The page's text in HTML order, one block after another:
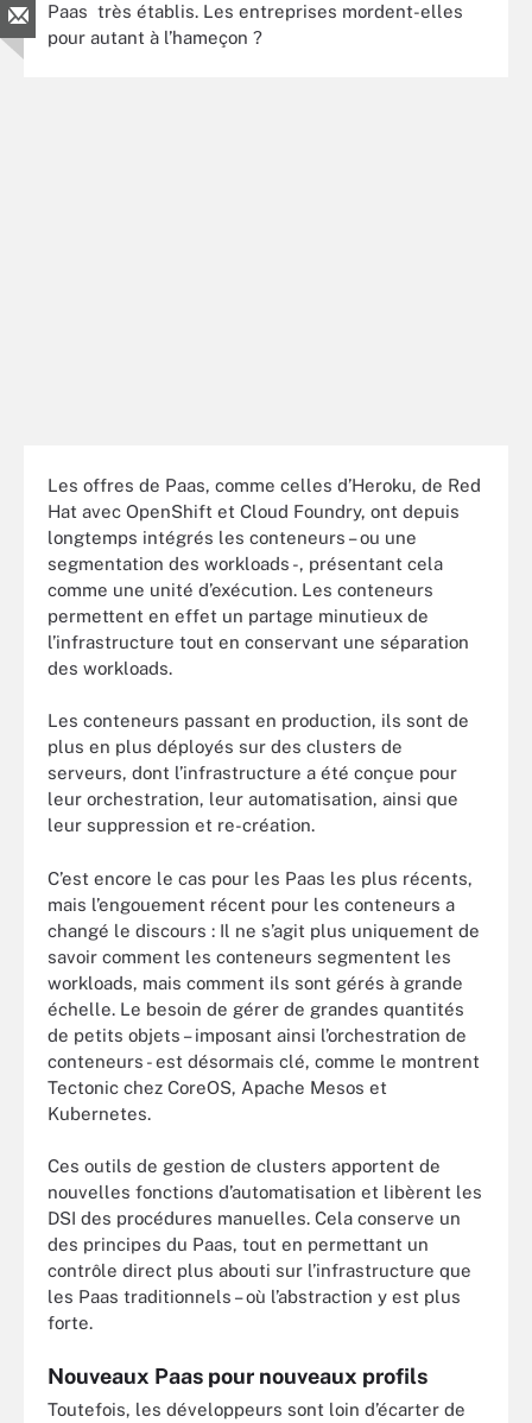
Paas très établis. Les entreprises mordent-elles
pour autant à l’hameçon ?
Les offres de Paas, comme celles d’Heroku, de Red
Hat avec OpenShift et Cloud Foundry, ont depuis
longtemps intégrés les conteneurs – ou une
segmentation des workloads -, présentant cela
comme une unité d’exécution. Les conteneurs
permettent en effet un partage minutieux de
l’infrastructure tout en conservant une séparation
des workloads.
Les conteneurs passant en production, ils sont de
plus en plus déployés sur des clusters de
serveurs, dont l’infrastructure a été conçue pour
leur orchestration, leur automatisation, ainsi que
leur suppression et re-création.
C’est encore le cas pour les Paas les plus récents,
mais l’engouement récent pour les conteneurs a
changé le discours : Il ne s’agit plus uniquement de
savoir comment les conteneurs segmentent les
workloads, mais comment ils sont gérés à grande
échelle. Le besoin de gérer de grandes quantités
de petits objets – imposant ainsi l’orchestration de
conteneurs - est désormais clé, comme le montrent
Tectonic chez CoreOS, Apache Mesos et
Kubernetes.
Ces outils de gestion de clusters apportent de
nouvelles fonctions d’automatisation et libèrent les
DSI des procédures manuelles. Cela conserve un
des principes du Paas, tout en permettant un
contrôle direct plus abouti sur l’infrastructure que
les Paas traditionnels – où l’abstraction y est plus
forte.
Nouveaux Paas pour nouveaux profils
Toutefois, les développeurs sont loin d’écarter de